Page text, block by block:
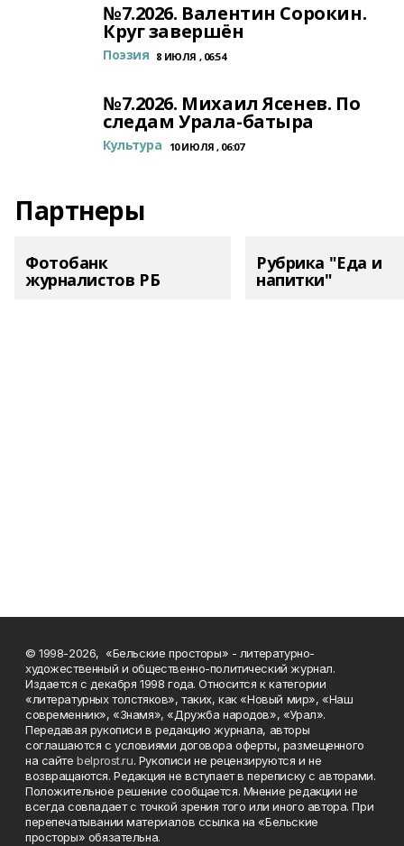
№7.2026. Валентин Сорокин.
Круг завершён
Поэзия 8 ИЮЛЯ , 06:54
№7.2026. Михаил Ясенев. По
следам Урала-батыра
Культура 10 ИЮЛЯ , 06:07
Партнеры
Фотобанк
журналистов РБ
Рубрика "Еда и
напитки"
© 1998-2026, «Бельские просторы» - литературно-
художественный и общественно-политический журнал.
Издается с декабря 1998 года. Относится к категории
«литературных толстяков», таких, как «Новый мир», «Наш
современник», «Знамя», «Дружба народов», «Урал».
Передавая рукописи в редакцию журнала, авторы
соглашаются с условиями договора оферты, размещенного
на сайтеbelprost.ru. Рукописи не рецензируются и не
возвращаются. Редакция не вступает в переписку с авторами.
Положительное решение сообщается. Мнение редакции не
всегда совпадает с точкой зрения того или иного автора. При
перепечатывании материалов ссылка на «Бельские
просторы» обязательна.